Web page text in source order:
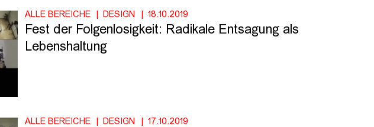
ALLE BEREICHE DESIGN 18.10.2019
Fest der Folgenlosigkeit: Radikale Entsagung als
Lebenshaltung
ALLE BEREICHE DESIGN 17.10.2019